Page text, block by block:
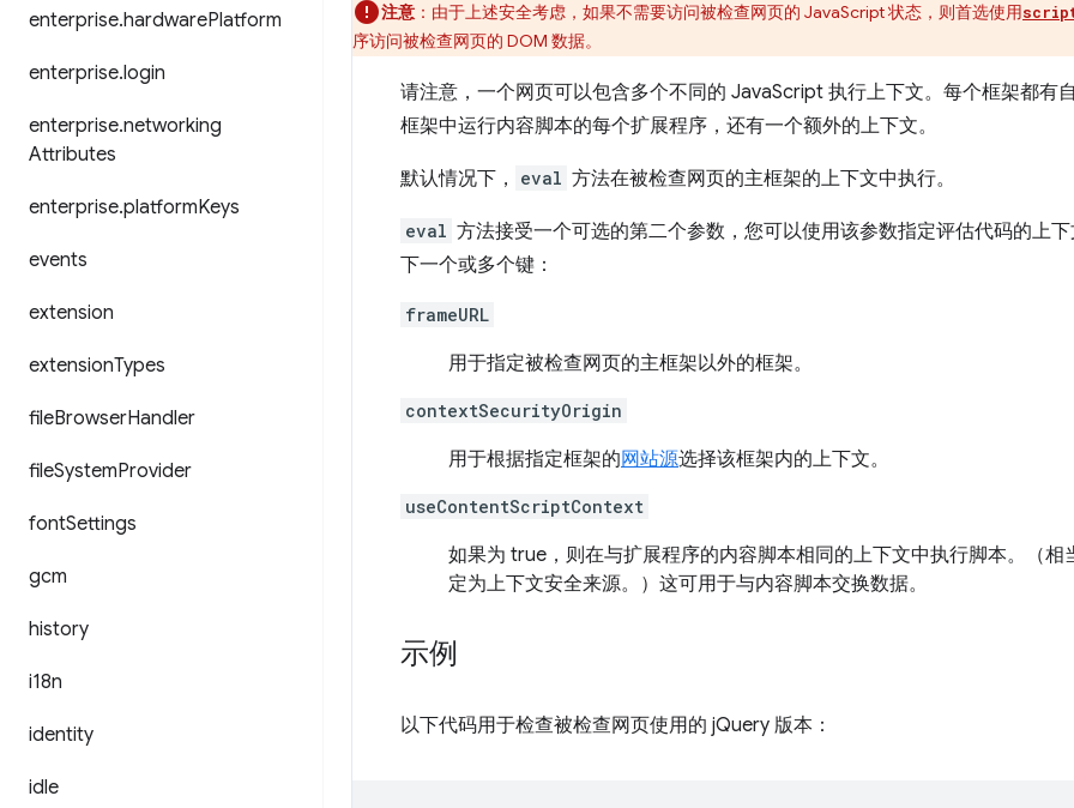
enterprise.hardwarePlatform
enterprise.login
enterprise.networking
Attributes
enterprise.platformKeys
events
extension
extensionTypes
fileBrowserHandler
fileSystemProvider
fontSettings
gcm
history
i18n
identity
idle
注意 ：由于上述安全考虑，如果不需要访问被检查网页的 JavaScript 状态，则首选使用
序访问被检查网页的 DOM 数据。
请注意，一个网页可以包含多个不同的 JavaScript 执行上下文。每个框架都有
框架中运行内容脚本的每个扩展程序，还有一个额外的上下文。
默认情况下， eval 方法在被检查网页的主框架的上下文中执行。
eval 方法接受一个可选的第二个参数，您可以使用该参数指定评估代码的上
下一个或多个键：
frameURL
用于指定被检查网页的主框架以外的框架。
contextSecurityOrigin
用于根据指定框架的网站源选择该框架内的上下文。
useContentScriptContext
如果为 true，则在与扩展程序的内容脚本相同的上下文中执行脚本。（
定为上下文安全来源。）这可用于与内容脚本交换数据。
示例
以下代码用于检查被检查网页使用的 jQuery 版本：